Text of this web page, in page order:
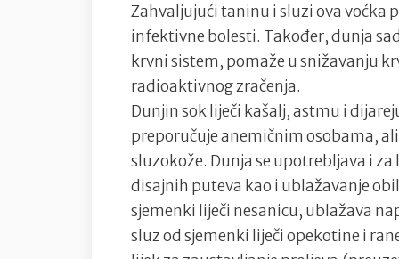
Zahvaljujući taninu i sluzi ova voćka
infektivne bolesti. Također, dunja
krvni sistem, pomaže u snižavanju
radioaktivnog zračenja.
Dunjin sok liječi kašalj, astmu i
preporučuje anemičnim osobama,
sluzokože. Dunja se upotrebljava i
disajnih puteva kao i ublažavanje
sjemenki liječi nesanicu, ublažava
sluz od sjemenki liječi opekotine i